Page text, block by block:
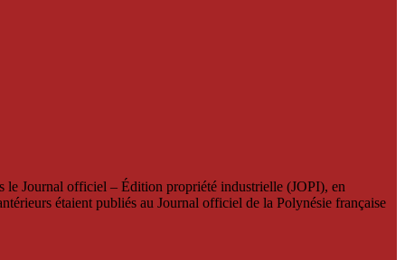
le Journal officiel – Édition propriété industrielle (JOPI), en
étaient publiés au Journal officiel de la Polynésie française